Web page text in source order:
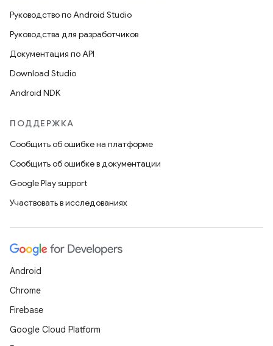
Руководство по Android Studio
Руководства для разработчиков
Документация по API
Download Studio
Android NDK
ПОДДЕРЖКА
Сообщить об ошибке на платформе
Сообщить об ошибке в документации
Google Play support
Участвовать в исследованиях
Android
Chrome
Firebase
Google Cloud Platform